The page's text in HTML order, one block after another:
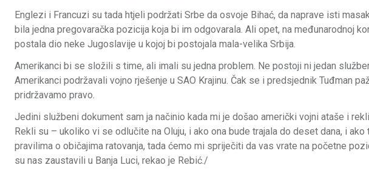
Englezi i Francuzi su tada htjeli podržati Srbe da osvoje Bihać, da naprave isti
bila jedna pregovaračka pozicija koja bi im odgovarala. Ali opet, na međunarodnoj
postala dio neke Jugoslavije u kojoj bi postojala mala-velika Srbija.
Amerikanci bi se složili s time, ali imali su jedna problem. Ne postoji ni jedan
Amerikanci podržavali vojno rješenje u SAO Krajinu. Čak se i predsjednik Tuđman
pridržavamo pravo.
Jedini službeni dokument sam ja načinio kada mi je došao američki vojni ataše i
Rekli su – ukoliko vi se odlučite na Oluju, i ako ona bude trajala do deset dana, i
pravilima o običajima ratovanja, tada ćemo mi spriječiti da vas vrate na početne
su nas zaustavili u Banja Luci, rekao je Rebić./